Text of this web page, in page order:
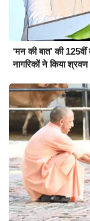
‘मन की बात’ की
नागरिकों ने किया श्रवण